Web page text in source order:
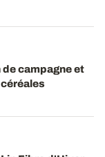
de campagne et